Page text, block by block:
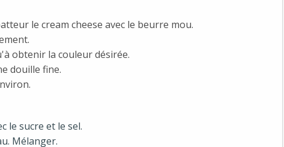
le cream cheese avec le beurre mou.
obtenir la couleur désirée.
douille fine.
le sucre et le sel.
Mélanger.